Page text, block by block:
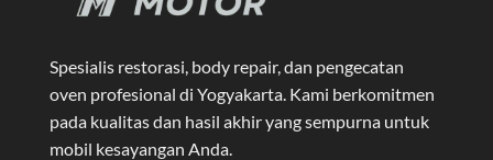
Spesialis restorasi, body repair, dan pengecatan
oven profesional di Yogyakarta . Kami berkomitmen
pada kualitas dan hasil akhir yang sempurna untuk
mobil kesayangan Anda.